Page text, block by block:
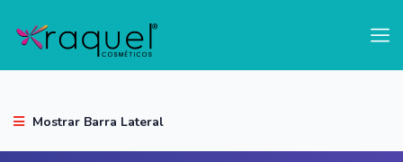
Mostrar Barra Lateral